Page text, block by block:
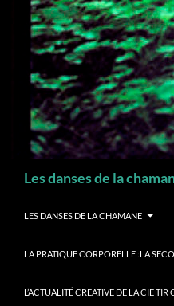
Les danses de la
LES DANSES DE LA CHAMANE
LA PRATIQUE CORPORELLE :LA
L’ACTUALITÉ CREATIVE DE LA CIE TIR